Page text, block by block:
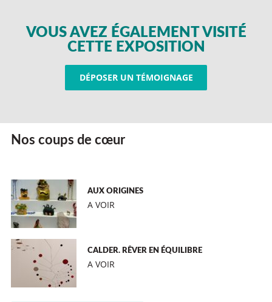
VOUS AVEZ ÉGALEMENT VISITÉ
CETTE EXPOSITION
DÉPOSER UN TÉMOIGNAGE
Nos coups de cœur
AUX ORIGINES
A VOIR
CALDER. RÊVER EN ÉQUILIBRE
A VOIR